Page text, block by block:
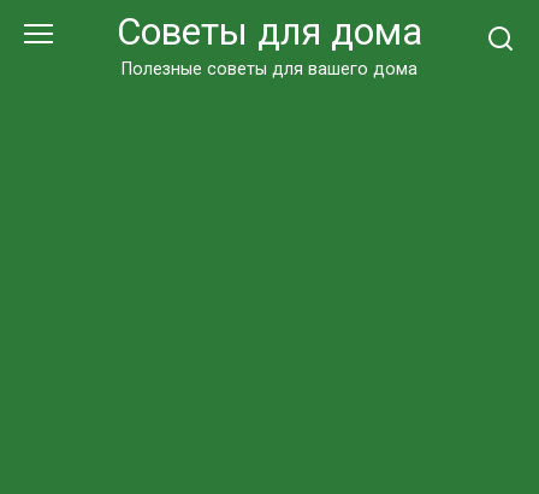
Советы для дома
Полезные советы для вашего дома